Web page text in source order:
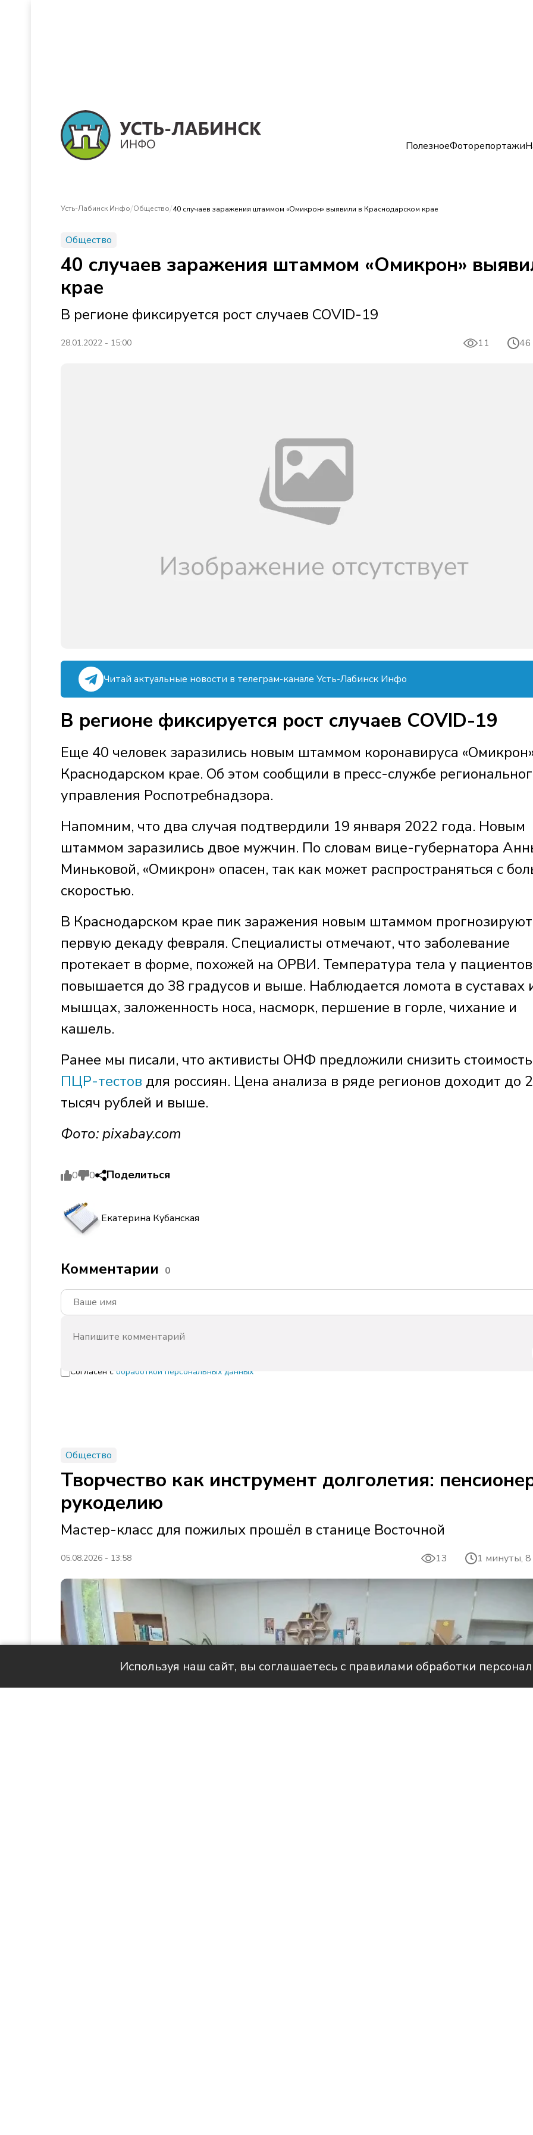
ПолезноеФоторепортажи
Усть-Лабинск Инфо/Общество/40 случаев заражения штаммом «Омикрон» выявили в Краснодарском крае
Общество
40 случаев заражения штаммом «Омикрон»
крае
В регионе фиксируется рост случаев COVID-19
28.01.2022 - 15:00 11 46
Читай актуальные новости в телеграм-канале Усть-Лабинск Инфо
В регионе фиксируется рост случаев COVID-19
Еще 40 человек заразились новым штаммом коронавируса
Краснодарском крае. Об этом сообщили в пресс-службе
управления Роспотребнадзора.
Напомним, что два случая подтвердили 19 января 2022 года. Новым
штаммом заразились двое мужчин. По словам вице-губернатора
Миньковой, «Омикрон» опасен, так как может распространяться с
скоростью.
В Краснодарском крае пик заражения новым штаммом
первую декаду февраля. Специалисты отмечают, что заболевание
протекает в форме, похожей на ОРВИ. Температура тела у пациентов
повышается до 38 градусов и выше. Наблюдается ломота в суставах
мышцах, заложенность носа, насморк, першение в горле, чихание и
кашель.
Ранее мы писали, что активисты ОНФ предложили снизить стоимость
ПЦР-тестов для россиян. Цена анализа в ряде регионов доходит до 2
тысяч рублей и выше.
Фото: pixabay.com
0 0 Поделиться
Екатерина Кубанская
Комментарии 0
Согласен с обработкой персональных данных
Общество
Творчество как инструмент долголетия:
рукоделию
Мастер-класс для пожилых прошёл в станице Восточной
05.08.2026 - 13:58 13 1 минуты, 8
Используя наш сайт, вы соглашаетесь с правилами обработки